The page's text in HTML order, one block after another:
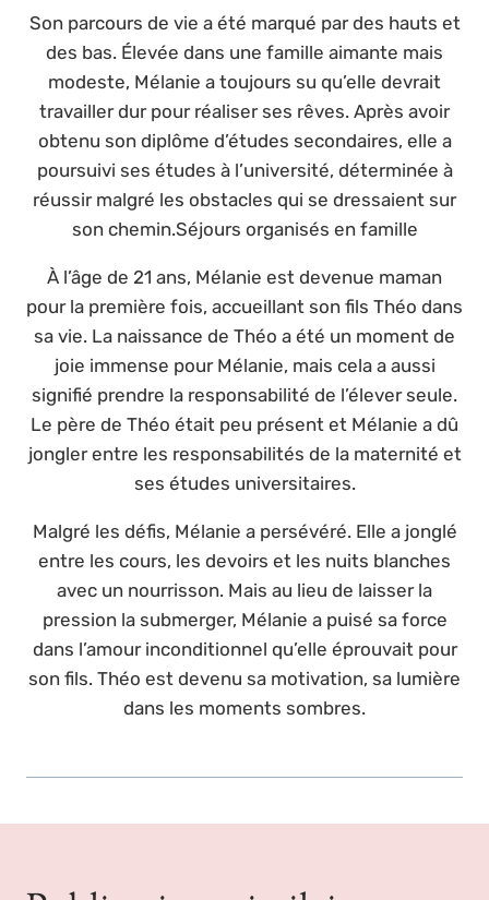
Son parcours de vie a été marqué par des hauts et
des bas. Élevée dans une famille aimante mais
modeste, Mélanie a toujours su qu’elle devrait
travailler dur pour réaliser ses rêves. Après avoir
obtenu son diplôme d’études secondaires, elle a
poursuivi ses études à l’université, déterminée à
réussir malgré les obstacles qui se dressaient sur
son chemin.Séjours organisés en famille
À l’âge de 21 ans, Mélanie est devenue maman
pour la première fois, accueillant son fils Théo dans
sa vie. La naissance de Théo a été un moment de
joie immense pour Mélanie, mais cela a aussi
signifié prendre la responsabilité de l’élever seule.
Le père de Théo était peu présent et Mélanie a dû
jongler entre les responsabilités de la maternité et
ses études universitaires.
Malgré les défis, Mélanie a persévéré. Elle a jonglé
entre les cours, les devoirs et les nuits blanches
avec un nourrisson. Mais au lieu de laisser la
pression la submerger, Mélanie a puisé sa force
dans l’amour inconditionnel qu’elle éprouvait pour
son fils. Théo est devenu sa motivation, sa lumière
dans les moments sombres.